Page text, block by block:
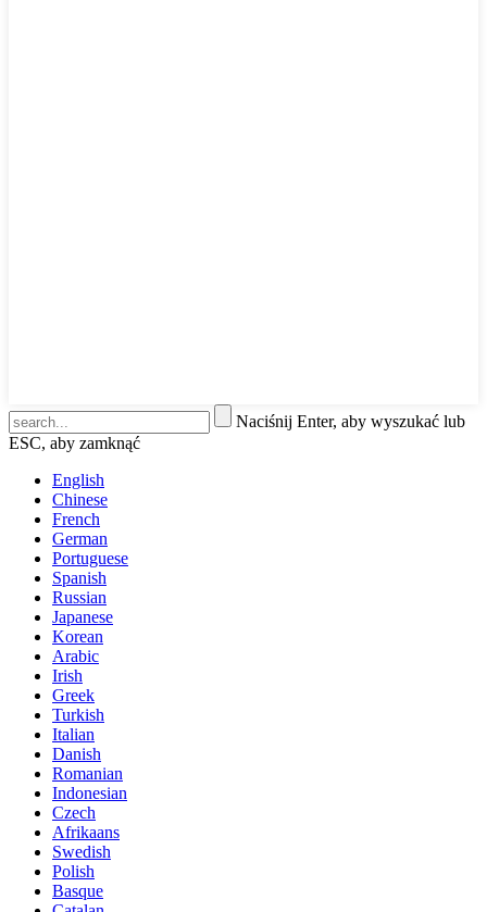
Naciśnij Enter, aby wyszukać lub
ESC, aby zamknąć
English
Chinese
French
German
Portuguese
Spanish
Russian
Japanese
Korean
Arabic
Irish
Greek
Turkish
Italian
Danish
Romanian
Indonesian
Czech
Afrikaans
Swedish
Polish
Basque